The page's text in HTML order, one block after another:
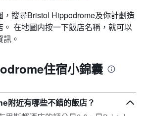
搜尋Bristol Hippodrome​及你計劃造
在地圖内按一下飯店名稱，就可以
。
住宿小錦囊
近有哪些不錯的飯店？